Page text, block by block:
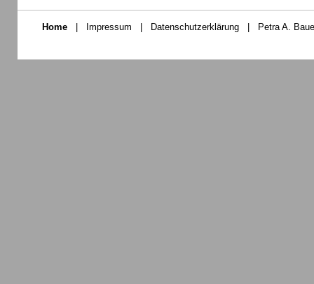
Home Impressum Datenschutzerklärung Petra A.